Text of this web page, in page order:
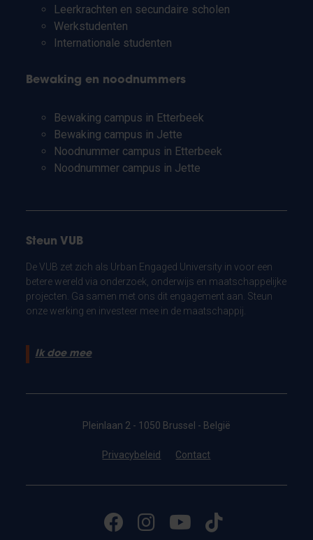
Leerkrachten en secundaire scholen
Werkstudenten
Internationale studenten
Bewaking en noodnummers
Bewaking campus in Etterbeek
Bewaking campus in Jette
Noodnummer campus in Etterbeek
Noodnummer campus in Jette
Steun VUB
De VUB zet zich als Urban Engaged University in voor een
betere wereld via onderzoek, onderwijs en maatschappelijke
projecten. Ga samen met ons dit engagement aan. Steun
onze werking en investeer mee in de maatschappij.
Ik doe mee
Pleinlaan 2 - 1050 Brussel - België
Privacybeleid Contact